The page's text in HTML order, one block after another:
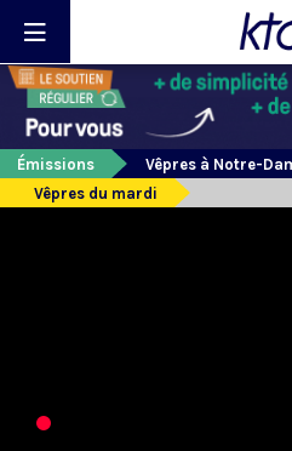
Émissions
Vêpres à Notre-
Vêpres du mardi